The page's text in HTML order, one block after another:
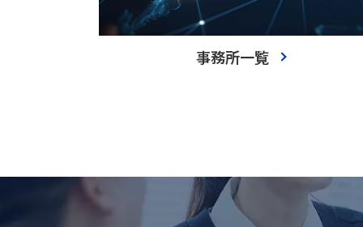
事務所一覧